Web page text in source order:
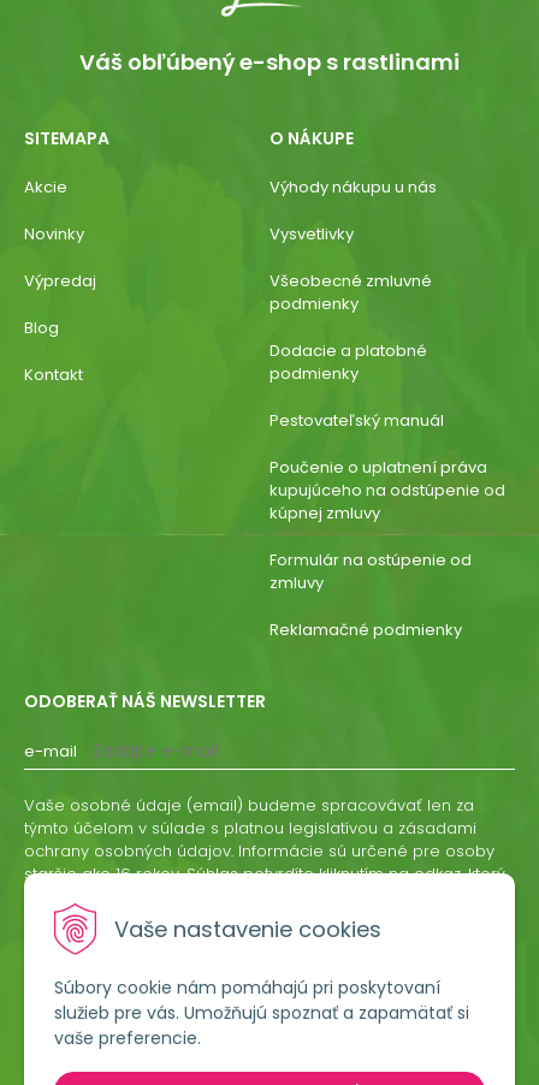
Vaše nastavenie cookies
Súbory cookie nám pomáhajú pri poskytovaní
služieb pre vás. Umožňujú spoznať a zapamätať si
vaše preferencie.
Váš obľúbený e-shop s rastlinami
SITEMAPA
Akcie
Novinky
Výpredaj
Blog
Kontakt
O NÁKUPE
Výhody nákupu u nás
Vysvetlivky
Všeobecné zmluvné
podmienky
Dodacie a platobné
podmienky
Pestovateľský manuál
Poučenie o uplatnení práva
kupujúceho na odstúpenie od
kúpnej zmluvy
Formulár na ostúpenie od
zmluvy
Reklamačné podmienky
ODOBERAŤ NÁŠ NEWSLETTER
e-mail
ODOBERAŤ
Vaše osobné údaje (email) budeme spracovávať len za
týmto účelom v súlade s platnou legislatívou a zásadami
ochrany osobných údajov. Informácie sú určené pre osoby
staršie ako 16 rokov. Súhlas potvrdíte kliknutím na odkaz, ktorý
odvolať písomne, emailom alebo kliknutím na odkaz z
ktoréhokoľvek informačného emailu.